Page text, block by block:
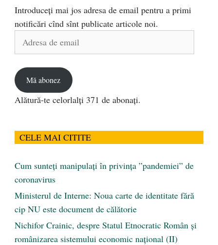
Introduceți mai jos adresa de email pentru a primi
notificări cînd sînt publicate articole noi.
Adresa
Mă abonez
Alătură-te celorlalți 371 de abonați.
CELE MAI CITITE
Cum sunteți manipulați în privința ”pandemiei” de
coronavirus
Ministerul de Interne: Noua carte de identitate fără
cip NU este document de călătorie
Nichifor Crainic, despre Statul Etnocratic Român şi
românizarea sistemului economic naţional (II)